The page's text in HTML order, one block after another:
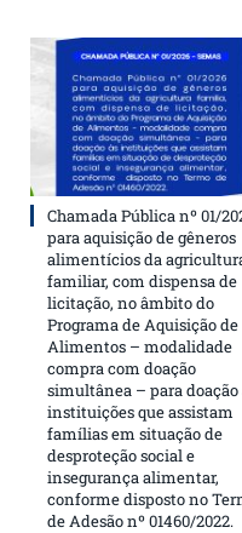
Chamada Pública nº 01/
para aquisição de gêneros
alimentícios da
familiar, com dispensa de
licitação, no âmbito do
Programa de Aquisição de
Alimentos – modalidade
compra com doação
simultânea – para doação
instituições que assistam
famílias em situação de
desproteção social e
insegurança alimentar,
conforme disposto no
de Adesão nº 01460/2022.